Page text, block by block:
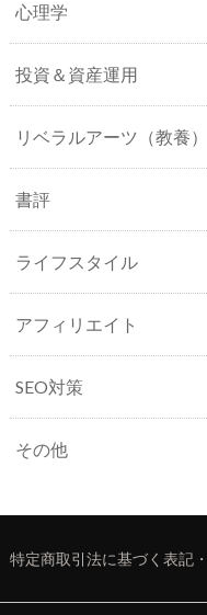
心理学
投資＆資産運用
リベラルアーツ（教養）
書評
ライフスタイル
アフィリエイト
SEO対策
その他
特定商取引法に基づく表記